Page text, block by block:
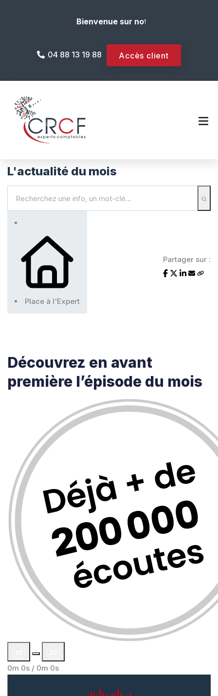
Bienvenue sur notre site internet !
04 88 13 19 88 Accès client
L'actualité du mois
Place à l'Expert
Partager sur :
Découvrez en avant
première l’épisode du mois
0m 0s / 0m 0s